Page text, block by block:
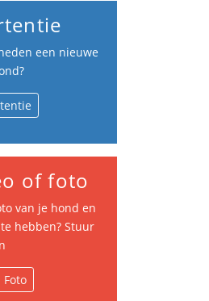
een nieuwe
of foto
van je hond en
hebben? Stuur
Foto